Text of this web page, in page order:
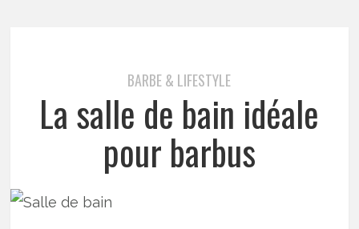
BARBE & LIFESTYLE
La salle de bain idéale
pour barbus